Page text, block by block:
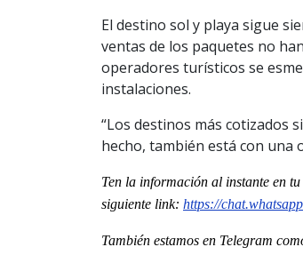
El destino sol y playa sigue
ventas de los paquetes no
operadores turísticos se
instalaciones.
“Los destinos más cotizados
hecho, también está con una
Ten la información al instante en
siguiente link: https://
También estamos en Telegram